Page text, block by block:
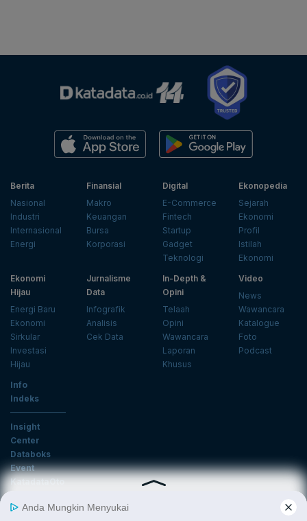
Berita
Nasional
Industri
Internasional
Energi
Finansial
Makro
Keuangan
Bursa
Korporasi
Digital
E-Commerce
Fintech
Startup
Gadget
Teknologi
Ekonopedia
Sejarah
Ekonomi
Profil
Istilah
Ekonomi
Ekonomi
Hijau
Energi Baru
Ekonomi
Sirkular
Investasi
Hijau
Jurnalisme
Data
Infografik
Analisis
Cek Data
In-Depth &
Opini
Telaah
Opini
Wawancara
Laporan
Khusus
Video
News
Wawancara
Katalogue
Foto
Podcast
Info
Indeks
Insight
Center
Databoks
Event
KatadataOto